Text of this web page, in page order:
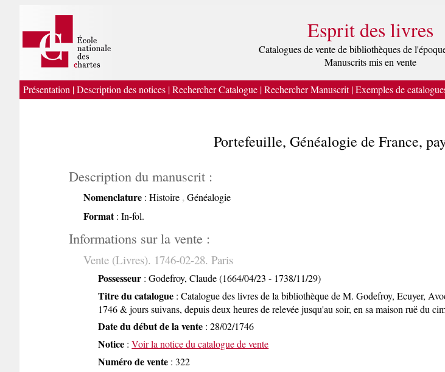
Esprit des livres
Catalogues de vente de bibliothèques de
Manuscrits mis en vente
Présentation |Description des notices |Rechercher Catalogue |Rechercher Manuscrit|Exemples de
Portefeuille, Généalogie de France,
Description du manuscrit :
Nomenclature: Histoire,Généalogie
Format: In-fol.
Informations sur la vente :
Vente (Livres). 1746-02-28. Paris
Possesseur : Godefroy, Claude (1664/04/23 - 1738/11/29)
Titre du catalogue : Catalogue des livres de la bibliothèque de M. Godefroy, Ecuyer,
1746 & jours suivans, depuis deux heures de relevée jusqu'au soir, en sa maison ruë du
Date du début de la vente : 28/02/1746
Notice :Voir la notice du catalogue de vente
Numéro de vente : 322